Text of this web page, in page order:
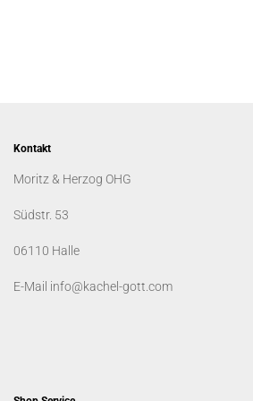
Kontakt
Moritz & Herzog OHG
Südstr. 53
06110 Halle
E-Mail info@kachel-gott.com